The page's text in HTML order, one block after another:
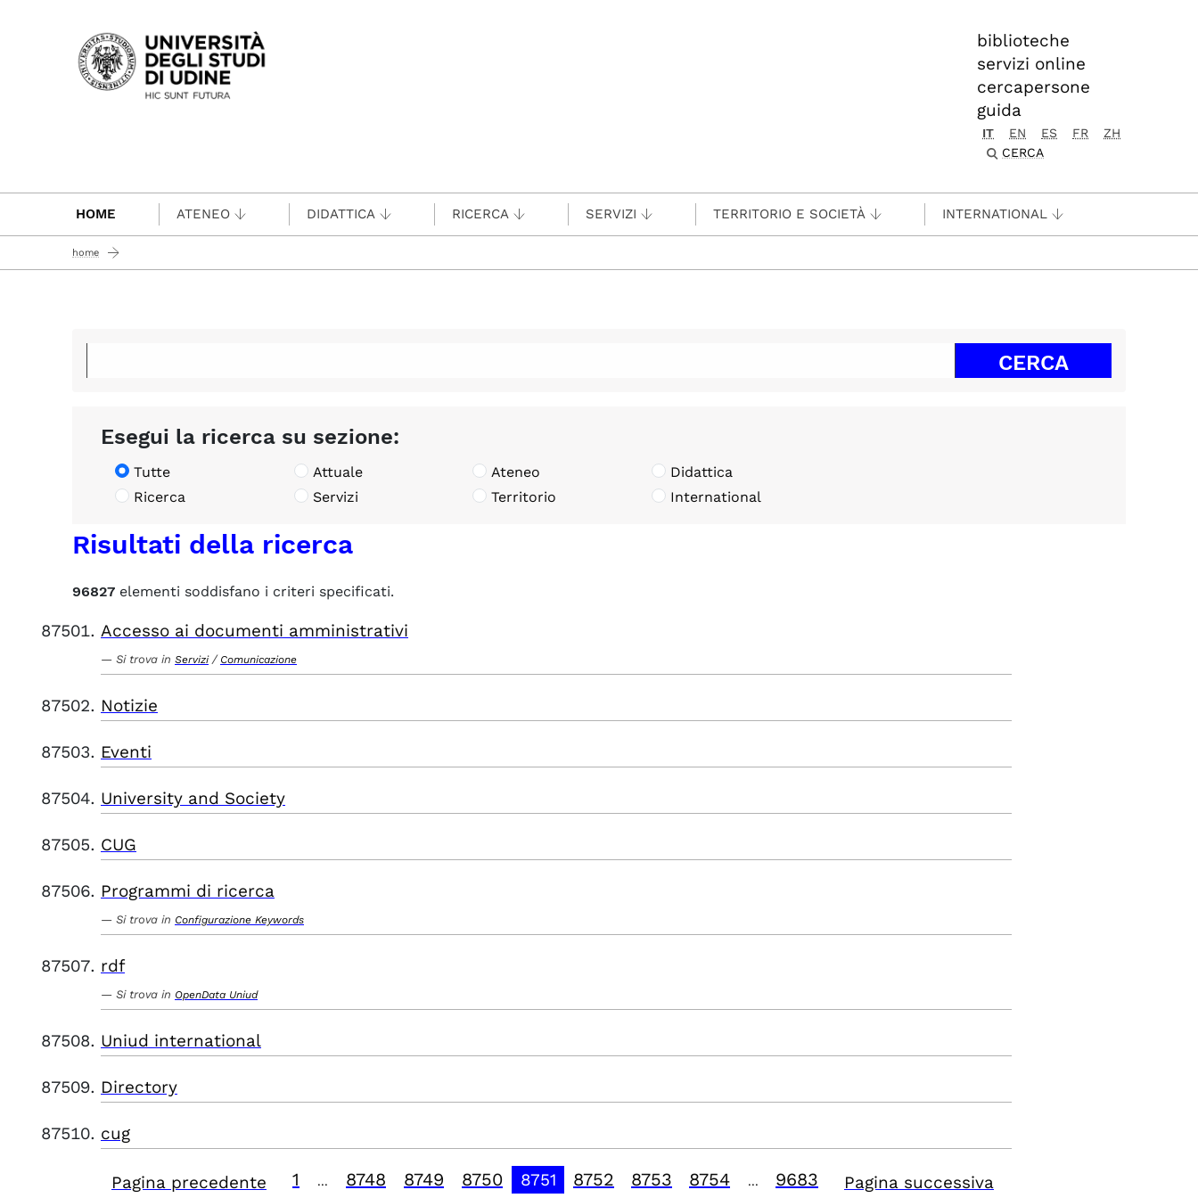
Passa al contenuto principale
biblioteche
servizi online
cercapersone
guida
IT EN ES FR
ZH
CERCA
HOME ATENEO DIDATTICA RICERCA SERVIZI TERRITORIO E SOCIETÀ INTERNATIONAL
home
Esegui la ricerca su sezione:
Tutte Attuale Ateneo
Didattica
Ricerca
Servizi Territorio International
Risultati della ricerca
96827 elementi soddisfano i criteri specificati.
Accesso ai documenti amministrativi
Si trova in Servizi / Comunicazione
Notizie
Eventi
University and Society
CUG
Programmi di ricerca
Si trova in Configurazione Keywords
rdf
Si trova in OpenData Uniud
Uniud international
Directory
cug
Pagina precedente 1 8748 8749 8750 8751 8752 8753 8754 9683 Pagina successiva